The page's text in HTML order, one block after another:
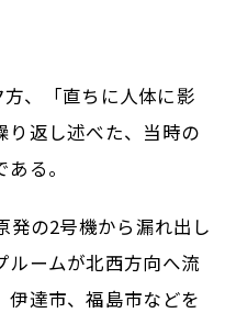
、「直ちに人体に影
り返し述べた、当時の
る。
の2号機から漏れ出し
ルームが北西方向へ流
伊達市、福島市などを